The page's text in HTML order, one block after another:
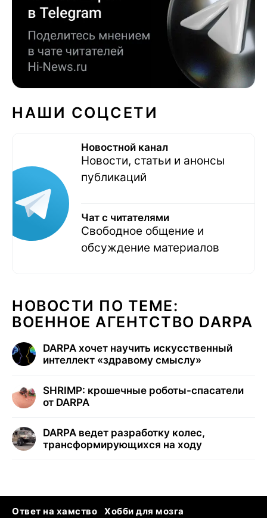
НАШИ СОЦСЕТИ
Новостной канал
Новости, статьи и анонсы
публикаций
Чат с читателями
Свободное общение и
обсуждение материалов
НОВОСТИ ПО ТЕМЕ:
ВОЕННОЕ АГЕНТСТВО DARPA
DARPA хочет научить искусственный
интеллект «здравому смыслу»
SHRIMP: крошечные роботы-спасатели
от DARPA
DARPA ведет разработку колес,
трансформирующихся на ходу
Ответ на хамство
Хобби для мозга